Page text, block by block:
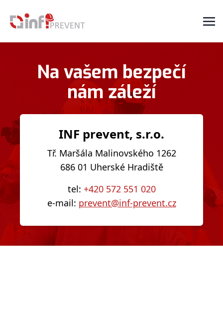
Na vašem bezpečí
nám záleží
INF prevent, s.r.o.
Tř. Maršála Malinovského 1262
686 01 Uherské Hradiště
tel: +420 572 551 020
e-mail: prevent@inf-prevent.cz